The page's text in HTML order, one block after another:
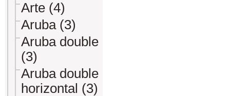
Arte (4)
Aruba (3)
Aruba double
(3)
Aruba double
horizontal (3)